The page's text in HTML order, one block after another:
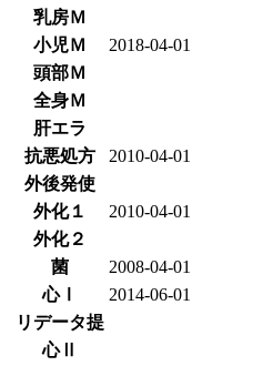
乳房Ｍ
小児Ｍ
2018-04-01
頭部Ｍ
全身Ｍ
肝エラ
抗悪処方
2010-04-01
外後発使
外化１
2010-04-01
外化２
菌
2008-04-01
心Ⅰ
2014-06-01
リデータ提
心Ⅱ